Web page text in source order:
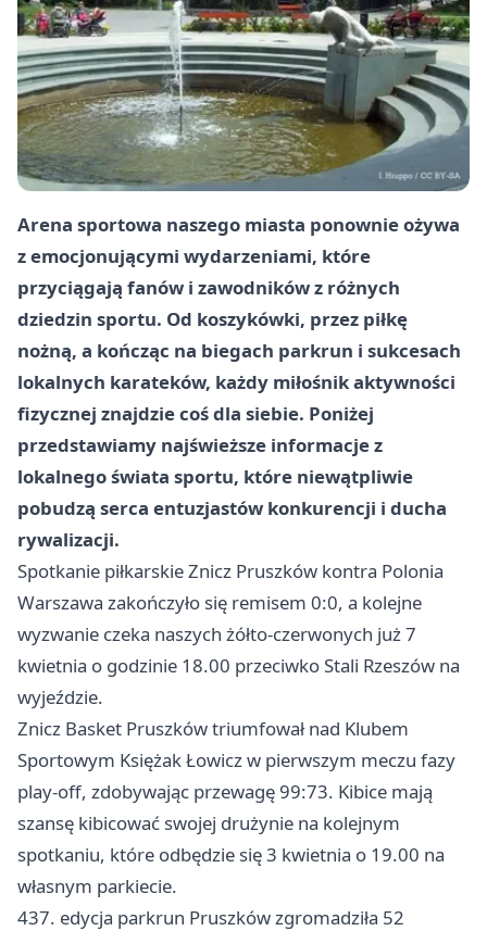
Arena sportowa naszego miasta ponownie ożywa
z emocjonującymi wydarzeniami, które
przyciągają fanów i zawodników z różnych
dziedzin sportu. Od koszykówki, przez piłkę
nożną, a kończąc na biegach parkrun i sukcesach
lokalnych karateków, każdy miłośnik aktywności
fizycznej znajdzie coś dla siebie. Poniżej
przedstawiamy najświeższe informacje z
lokalnego świata sportu, które niewątpliwie
pobudzą serca entuzjastów konkurencji i ducha
rywalizacji.
Spotkanie piłkarskie Znicz Pruszków kontra Polonia
Warszawa zakończyło się remisem 0:0, a kolejne
wyzwanie czeka naszych żółto-czerwonych już 7
kwietnia o godzinie 18.00 przeciwko Stali Rzeszów na
wyjeździe.
Znicz Basket Pruszkówtriumfował nad Klubem
Sportowym Księżak Łowicz w pierwszym meczu fazy
play-off, zdobywając przewagę 99:73. Kibice mają
szansę kibicować swojej drużynie na kolejnym
spotkaniu, które odbędzie się 3 kwietnia o 19.00 na
własnym parkiecie.
437. edycja parkrun Pruszkówzgromadziła 52